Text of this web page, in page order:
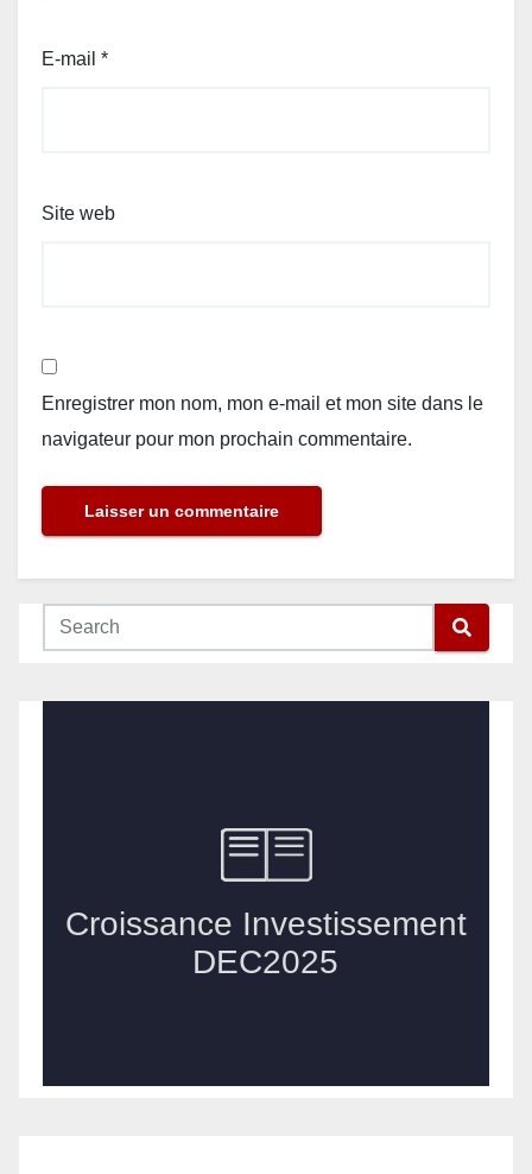
E-mail *
Site web
Enregistrer mon nom, mon e-mail et mon site dans le
navigateur pour mon prochain commentaire.